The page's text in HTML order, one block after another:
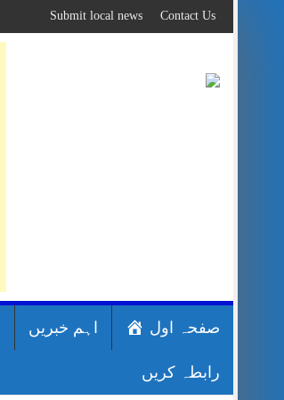
to
content
Contact Us
Submit local news
صفحہ اول اہم خبریں
رابطہ کریں